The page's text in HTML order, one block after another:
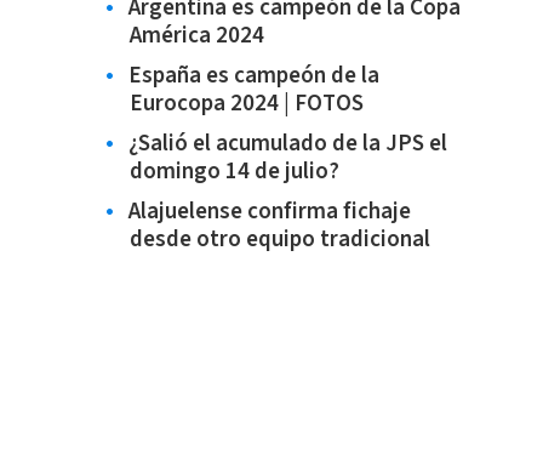
Argentina es campeón de la Copa
América 2024
España es campeón de la
Eurocopa 2024 | FOTOS
¿Salió el acumulado de la JPS el
domingo 14 de julio?
Alajuelense confirma fichaje
desde otro equipo tradicional